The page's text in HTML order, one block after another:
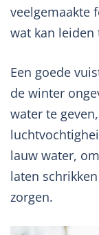
veelgemaakte
wat kan
Een goede
de winter
water te
lauw water,
laten
zorgen.